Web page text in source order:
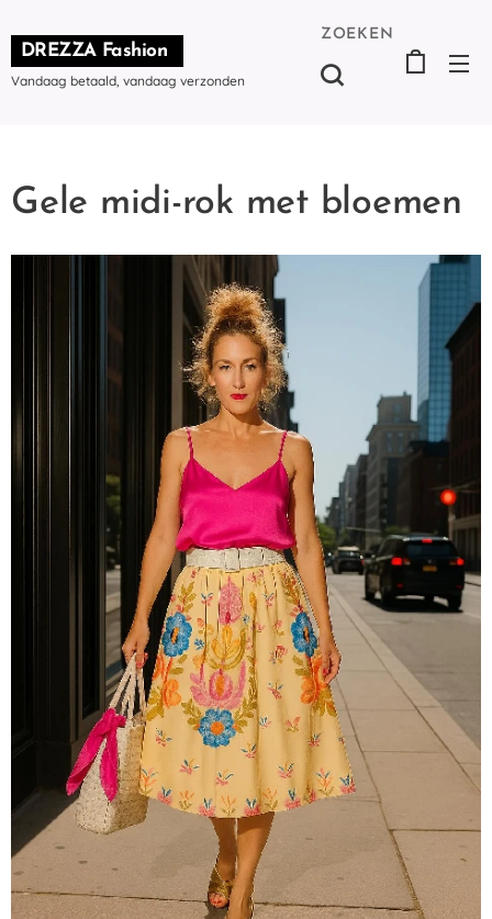
DREZZA Fashion
Vandaag betaald, vandaag verzonden
ZOEKEN
Gele midi-rok met bloemen